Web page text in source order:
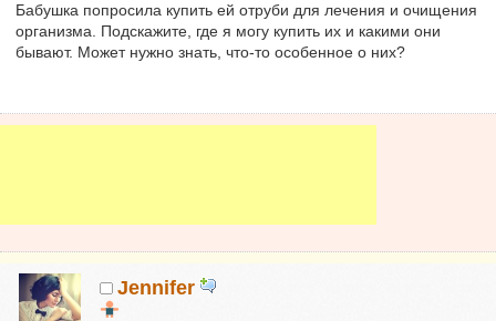
Бабушка попросила купить ей отруби для лечения и очищения
организма. Подскажите, где я могу купить их и какими они
бывают. Может нужно знать, что-то особенное о них?
Jennifer